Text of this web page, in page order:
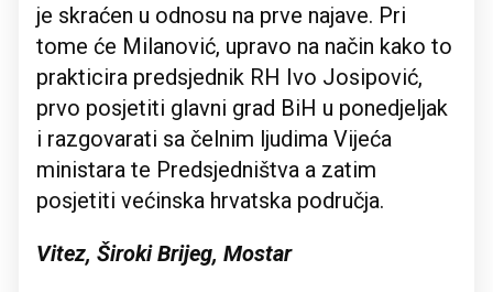
je skraćen u odnosu na prve najave. Pri
tome će Milanović, upravo na način kako to
prakticira predsjednik RH Ivo Josipović,
prvo posjetiti glavni grad BiH u ponedjeljak
i razgovarati sa čelnim ljudima Vijeća
ministara te Predsjedništva a zatim
posjetiti većinska hrvatska područja.
Vitez, Široki Brijeg, Mostar